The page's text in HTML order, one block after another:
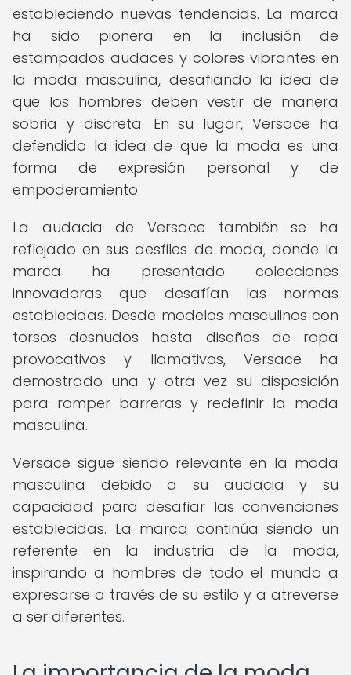
estableciendo nuevas tendencias. La marca
ha sido pionera en la inclusión de
estampados audaces y colores vibrantes en
la moda masculina, desafiando la idea de
que los hombres deben vestir de manera
sobria y discreta. En su lugar, Versace ha
defendido la idea de que la moda es una
forma de expresión personal y de
empoderamiento.
La audacia de Versace también se ha
reflejado en sus desfiles de moda, donde la
marca ha presentado colecciones
innovadoras que desafían las normas
establecidas. Desde modelos masculinos con
torsos desnudos hasta diseños de ropa
provocativos y llamativos, Versace ha
demostrado una y otra vez su disposición
para romper barreras y redefinir la moda
masculina.
Versace sigue siendo relevante en la moda
masculina debido a su audacia y su
capacidad para desafiar las convenciones
establecidas. La marca continúa siendo un
referente en la industria de la moda,
inspirando a hombres de todo el mundo a
expresarse a través de su estilo y a atreverse
a ser diferentes.